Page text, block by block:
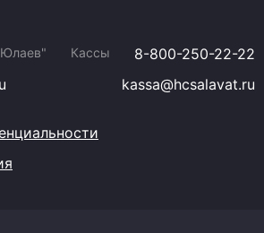
Кассы
8-800-250-22-22
kassa@hcsalavat.ru